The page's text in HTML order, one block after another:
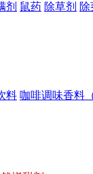
剂 鼠药 除草剂
料 咖啡调味香料